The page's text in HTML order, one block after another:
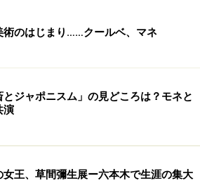
て異なるでしょう。展示空間への
行う、つまり展示する空間の特性
て、一から作品を作る場合もあれ
ジが先にあり、展示する空間との
の場、その場で異なる展示となる
。
術のはじまり……クールベ、マネ
とジャポニスム」の見どころは？モネと
演
女王、草間彌生展ー六本木で生涯の集大